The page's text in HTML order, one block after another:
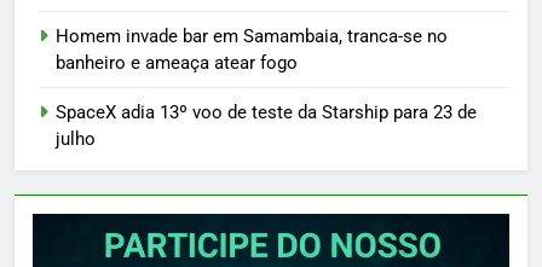
Homem invade bar em Samambaia, tranca-se no
banheiro e ameaça atear fogo
SpaceX adia 13º voo de teste da Starship para 23 de
julho